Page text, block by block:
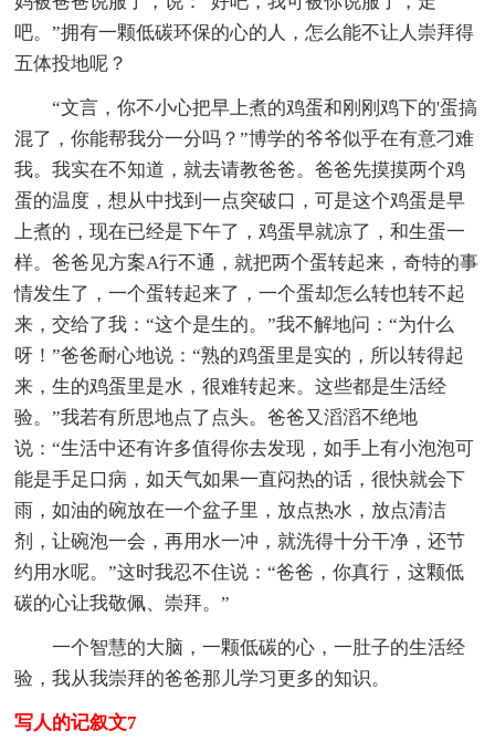
吧。”拥有一颗低碳环保的心的人，怎么能不让人崇拜得
五体投地呢？
“文言，你不小心把早上煮的鸡蛋和刚刚鸡下的'蛋搞
混了，你能帮我分一分吗？”博学的爷爷似乎在有意刁难
我。我实在不知道，就去请教爸爸。爸爸先摸摸两个鸡
蛋的温度，想从中找到一点突破口，可是这个鸡蛋是早
上煮的，现在已经是下午了，鸡蛋早就凉了，和生蛋一
样。爸爸见方案A行不通，就把两个蛋转起来，奇特的事
情发生了，一个蛋转起来了，一个蛋却怎么转也转不起
来，交给了我：“这个是生的。”我不解地问：“为什么
呀！”爸爸耐心地说：“熟的鸡蛋里是实的，所以转得起
来，生的鸡蛋里是水，很难转起来。这些都是生活经
验。”我若有所思地点了点头。爸爸又滔滔不绝地
说：“生活中还有许多值得你去发现，如手上有小泡泡可
能是手足口病，如天气如果一直闷热的话，很快就会下
雨，如油的碗放在一个盆子里，放点热水，放点清洁
剂，让碗泡一会，再用水一冲，就洗得十分干净，还节
约用水呢。”这时我忍不住说：“爸爸，你真行，这颗低
碳的心让我敬佩、崇拜。”
一个智慧的大脑，一颗低碳的心，一肚子的生活经
验，我从我崇拜的爸爸那儿学习更多的知识。
写人的记叙文7